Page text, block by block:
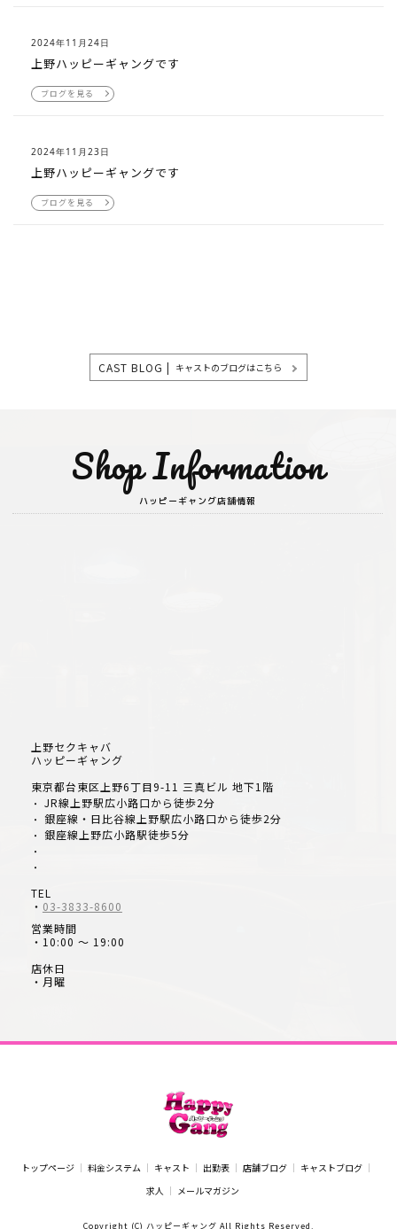
上野ハッピーギャングです
2024年11月24日
ブログを見る
上野ハッピーギャングです
2024年11月23日
ブログを見る
CAST BLOG | キャストのブログはこちら
Shop Information
ハッピーギャング店舗情報
上野セクキャバ
ハッピーギャング
東京都台東区上野6丁目9-11 三真ビル 地下1階
・ JR線上野駅広小路口から徒歩2分
・ 銀座線・日比谷線上野駅広小路口から徒歩2分
・ 銀座線上野広小路駅徒歩5分
・
・
TEL
・ 03-3833-8600
営業時間
・10:00 ～ 19:00
店休日
・月曜
トップページ 料金システム キャスト 出勤表 店舗ブログ
キャストブログ
求人
メールマガジン
Copyright (C) ハッピーギャング All Rights Reserved.